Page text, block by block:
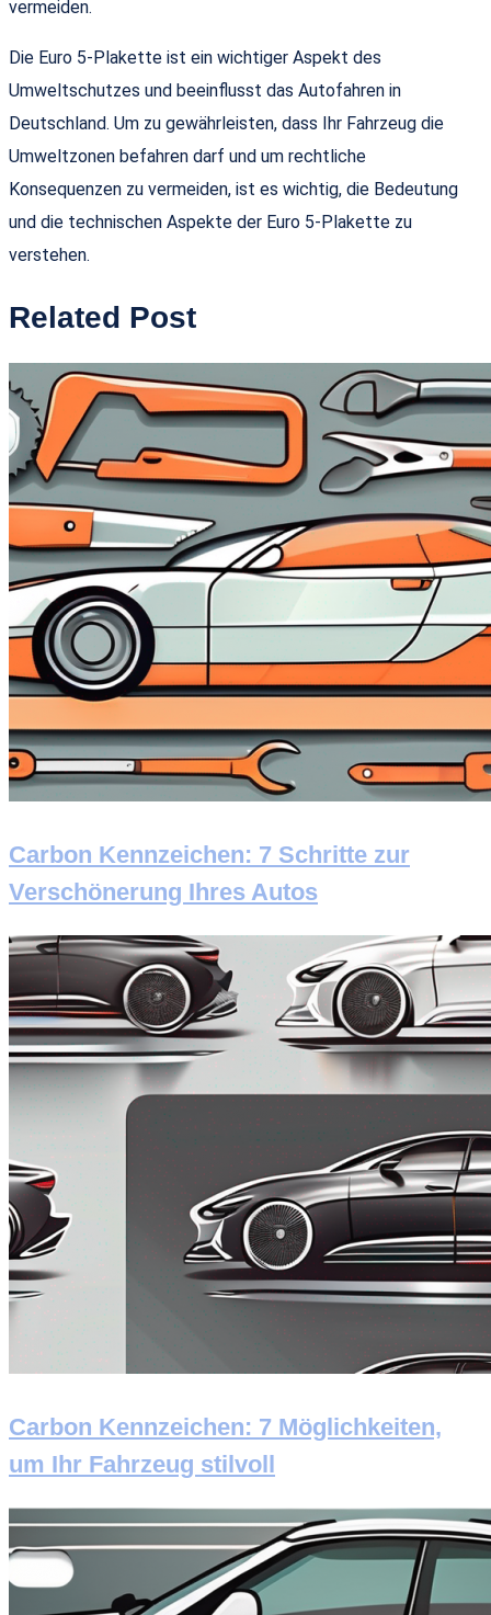
vermeiden.
Die Euro 5-Plakette ist ein wichtiger Aspekt des
Umweltschutzes und beeinflusst das Autofahren in
Deutschland. Um zu gewährleisten, dass Ihr Fahrzeug die
Umweltzonen befahren darf und um rechtliche
Konsequenzen zu vermeiden, ist es wichtig, die Bedeutung
und die technischen Aspekte der Euro 5-Plakette zu
verstehen.
Related Post
Carbon Kennzeichen: 7 Schritte zur
Verschönerung Ihres Autos
Carbon Kennzeichen: 7 Möglichkeiten,
um Ihr Fahrzeug stilvoll